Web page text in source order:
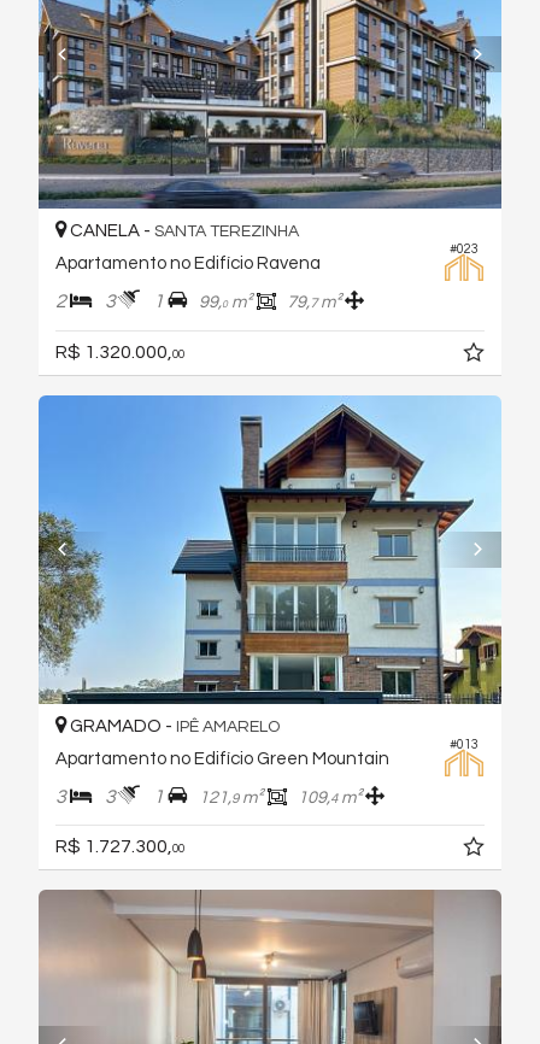
#023
CANELA - SANTA TEREZINHA
Apartamento no Edifício Ravena
2 3 1 99,0m² 79,7m²
R$ 1.320.000, 00
#013
GRAMADO - IPÊ AMARELO
Apartamento no Edifício Green Mountain
3 3 1 121,9m² 109,4m²
R$ 1.727.300,00